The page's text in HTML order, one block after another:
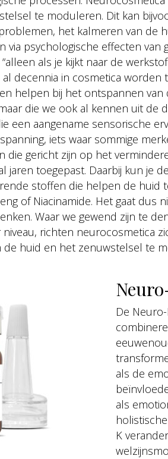
te moduleren. Dit kan
het kalmeren van de
via psychologische effecten van
“alleen als je kijkt naar de
decennia in cosmetica worden
helpen bij het ontspannen
die we ook al kennen uit de
een aangename sensorische
iets waar sommige
die gericht zijn op het
jaren toegepast. Daarbij kun je
stoffen die helpen de huid
of Niacinamide. Het gaat dus
Waar we gewend zijn te
richten neurocosmetica
huid en het zenuwstelsel te
De
als de
als
K